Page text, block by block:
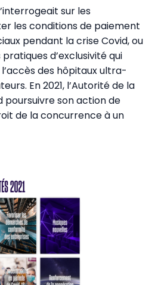
sur les
les conditions de paiement
pendant la crise Covid, ou
d’exclusivité qui
des hôpitaux ultra-
En 2021, l’Autorité de la
son action de
de la concurrence à un